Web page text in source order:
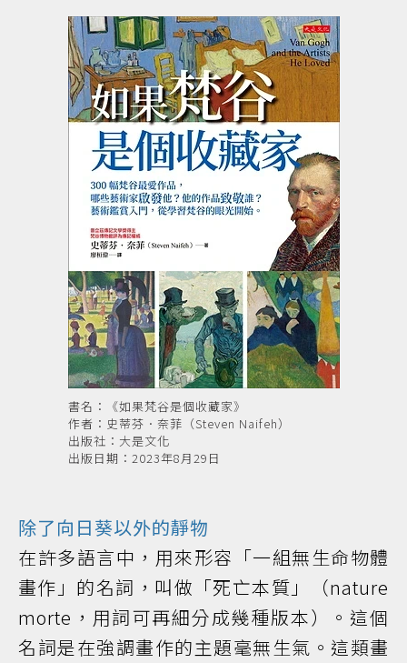
書名：《如果梵谷是個收藏家》
作者：史蒂芬．奈菲（Steven Naifeh）
出版社：大是文化
出版日期：2023年8月29日
除了向日葵以外的靜物
在許多語言中，用來形容「一組無生命物體
畫作」的名詞，叫做「死亡本質」（nature
morte，用詞可再細分成幾種版本）。這個
名詞是在強調畫作的主題毫無生氣。這類畫